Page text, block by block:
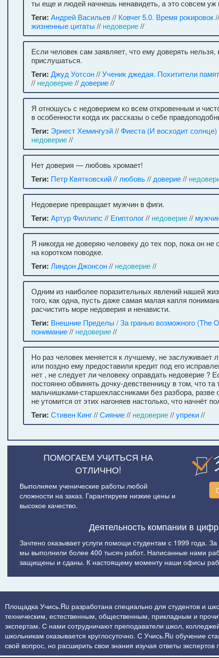
ты еще и людей начнешь ненавидеть, а это совсем уж
Теги: Андрей Васильев// Ковчег 5.0. Время рокировок
жизненные цитаты // недоверие//
Если человек сам заявляет, что ему доверять нельзя,
прислушаться.
Теги: Джуд Уотсон//Ученик джедая. Похитители
// недоверие// доверие//
Я отношусь с недоверием ко всем откровенным и
в особенности когда их рассказы о себе
Теги: Эрнест Хемингуэй//Фиеста (И восходит солнце)
недоверие//
Нет доверия — любовь хромает!
Теги: Петр Квятковский// любовь// доверие//
Недоверие превращает мужчин в фиги.
Теги: Артур Филлипс // Египтолог// недоверие//
Я никогда не доверяю человеку до тех пор, пока он не
на коротком поводке.
Теги: Линдон Джонсон// недоверие//
Одним из наиболее поразительных явлений нашей
того, как одна, пусть даже самая малая капля
расчистить море недоверия и ненависти.
Теги: Внешние Пределы / За гранью возможного (The
понимание// недоверие//
Но раз человек меняется к лучшему, не заслуживает
или поздно ему предоставили кредит под его
нет , не следует ли человеку оправдать недоверие ?
постоянно обвинять дочку-девственницу в том, что та
мальчишками-старшеклассниками без разбора, разве
не утомится от этих нагоняев настолько, что начнёт
Теги: Стивен Кинг//Сияние// недоверие//упреки//
ПОМОГАЕМ УЧИТЬСЯ НА
ОТЛИЧНО!
Выполняем ученические работы любой
сложности на заказ. Гарантируем низкие цены и
высокое качество.
Деятельность компании в
Зачтено оказывает услуги помощи студентам с 1999 года.
мы выполнили более 400 тысяч работ. Написанные нами
защищены и сданы. К настоящему моменту наши офисы
Площадка Учись.Ru разработана специально для студентов и
техническим, естественным, общественным, прикладным и
экспертам. С нами сотрудничают преподаватели школ,
школьникам оказывается круглосуточно. С Учись.Ru обучение
свой вопрос, но расширить свои знания изучая ответы